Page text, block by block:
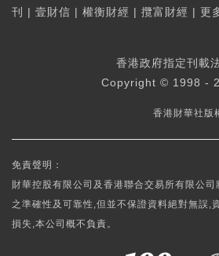
刊
| 壹財信 | 權衡財經 | 攬富財經 | 更
香港政府指定刊載
Copyright © 1998 -
香港財華社版
免責聲明：
財華控股有限公司及香港聯合交易所有限公
之準確性及可靠性,但並不保證資料絕對無誤,
損失,本公司概不負責。